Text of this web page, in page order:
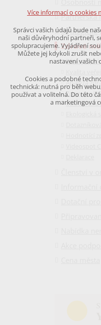
Partnerská
Zdravé
Zápisy z
Analýza
Zdravotní
období
analytická pro
návštěvnosti
marketingová cookies
Více informací o cookies
Přijmout všechny
Odmítnout
Více informací o cookies
Správci vašich údajů bude
naši důvěryhodní partneři,
spolupracujeme. Vyjádření
Můžete jej kdykoli zrušit
nastavení vašich
Cookies a podobné
technická: nutná pro běh
používat a volitelná. Do této
a marketingová